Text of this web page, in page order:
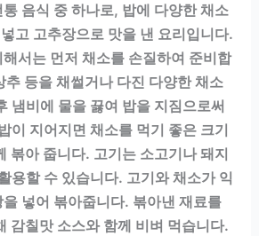
음식 중 하나로, 밥에 다양한 채소
고 고추장으로 맛을 낸 요리입니다.
서는 먼저 채소를 손질하여 준비합
추 등을 채썰거나 다진 다양한 채소
냄비에 물을 끓여 밥을 지짐으로써
이 지어지면 채소를 먹기 좋은 크기
볶아 줍니다. 고기는 소고기나 돼지
용할 수 있습니다. 고기와 채소가 익
넣어 볶아줍니다. 볶아낸 재료를
감칠맛 소스와 함께 비벼 먹습니다.